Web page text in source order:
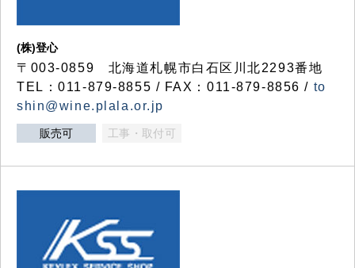
(株)登心
〒003-0859 北海道札幌市白石区川北2293番地
TEL：011-879-8855 / FAX：011-879-8856 / to
shin@wine.plala.or.jp
販売可 工事・取付可